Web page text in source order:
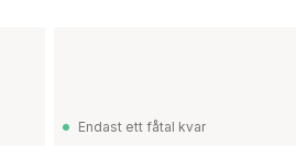
Endast ett fåtal kvar